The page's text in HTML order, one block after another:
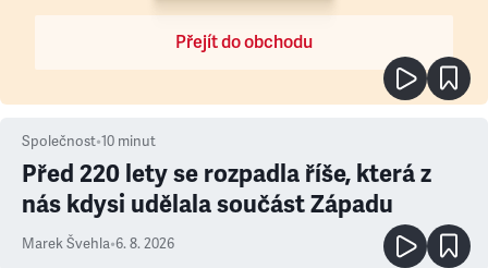
Přejít do obchodu
Společnost•10 minut
Před 220 lety se rozpadla říše, která z
nás kdysi udělala součást Západu
Marek Švehla•6. 8. 2026